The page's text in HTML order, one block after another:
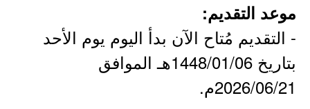
موعد التقديم:
- التقديم مُتاح الآن بدأ اليوم يوم الأحد
بتاريخ 1448/01/06هـ الموافق
2026/06/21م.